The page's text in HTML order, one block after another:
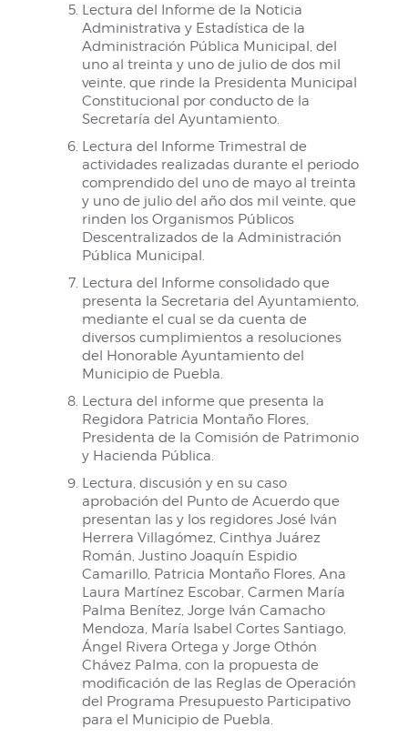
Lectura del Informe de la Noticia
Administrativa y Estadística de la
Administración Pública Municipal, del
uno al treinta y uno de julio de dos mil
veinte, que rinde la Presidenta Municipal
Constitucional por conducto de la
Secretaría del Ayuntamiento.
Lectura del Informe Trimestral de
actividades realizadas durante el periodo
comprendido del uno de mayo al treinta
y uno de julio del año dos mil veinte, que
rinden los Organismos Públicos
Descentralizados de la Administración
Pública Municipal.
Lectura del Informe consolidado que
presenta la Secretaria del Ayuntamiento,
mediante el cual se da cuenta de
diversos cumplimientos a resoluciones
del Honorable Ayuntamiento del
Municipio de Puebla.
Lectura del informe que presenta la
Regidora Patricia Montaño Flores,
Presidenta de la Comisión de Patrimonio
y Hacienda Pública.
Lectura, discusión y en su caso
aprobación del Punto de Acuerdo que
presentan las y los regidores José Iván
Herrera Villagómez, Cinthya Juárez
Román, Justino Joaquín Espidio
Camarillo, Patricia Montaño Flores, Ana
Laura Martínez Escobar, Carmen María
Palma Benítez, Jorge Iván Camacho
Mendoza, María Isabel Cortes Santiago,
Ángel Rivera Ortega y Jorge Othón
Chávez Palma, con la propuesta de
modificación de las Reglas de Operación
del Programa Presupuesto Participativo
para el Municipio de Puebla.